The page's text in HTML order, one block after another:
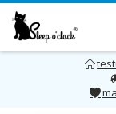
Przejdź
do
treści